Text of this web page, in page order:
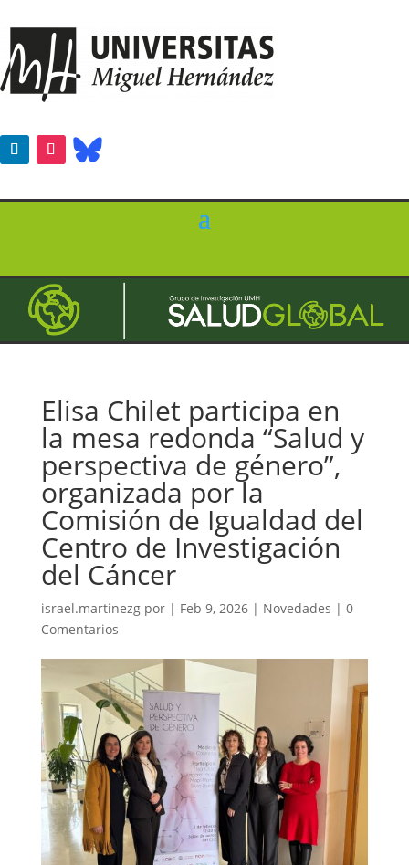
Elisa Chilet participa en
la mesa redonda “Salud y
perspectiva de género”,
organizada por la
Comisión de Igualdad del
Centro de Investigación
del Cáncer
israel.martinezgpor | Feb 9, 2026| Novedades | 0
Comentarios